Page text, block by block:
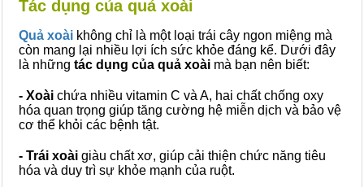
Tác dụng của quả xoài
Quả xoài không chỉ là một loại trái cây ngon miệng mà
còn mang lại nhiều lợi ích sức khỏe đáng kể. Dưới đây
là những tác dụng của quả xoài mà bạn nên biết:
- Xoài chứa nhiều vitamin C và A, hai chất chống oxy
hóa quan trọng giúp tăng cường hệ miễn dịch và bảo vệ
cơ thể khỏi các bệnh tật.
- Trái xoài giàu chất xơ, giúp cải thiện chức năng tiêu
hóa và duy trì sự khỏe mạnh của ruột.